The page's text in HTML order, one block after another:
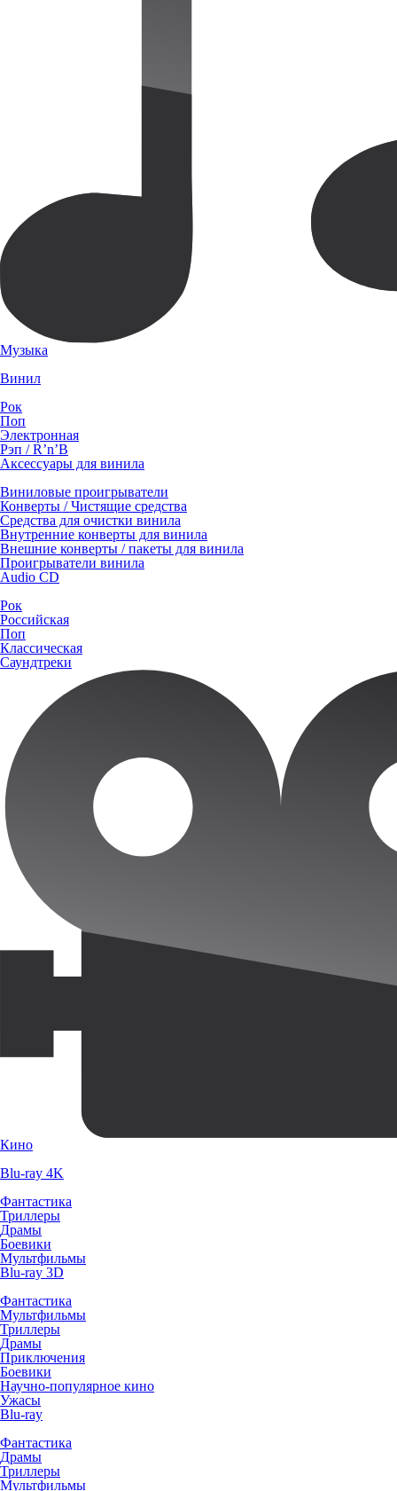
Музыка
Винил
Рок
Поп
Электронная
Рэп / R’n’B
Аксессуары для винила
Виниловые проигрыватели
Конверты / Чистящие средства
Средства для очистки винила
Внутренние конверты для винила
Внешние конверты / пакеты для винила
Проигрыватели винила
Audio CD
Рок
Российская
Поп
Классическая
Саундтреки
Кино
Blu-ray 4K
Фантастика
Триллеры
Драмы
Боевики
Мультфильмы
Blu-ray 3D
Фантастика
Мультфильмы
Триллеры
Драмы
Приключения
Боевики
Научно-популярное кино
Ужасы
Blu-ray
Фантастика
Драмы
Триллеры
Мультфильмы